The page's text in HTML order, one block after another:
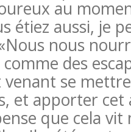
au
étiez aussi, je
nous
des
venant se
et apporter
que cela